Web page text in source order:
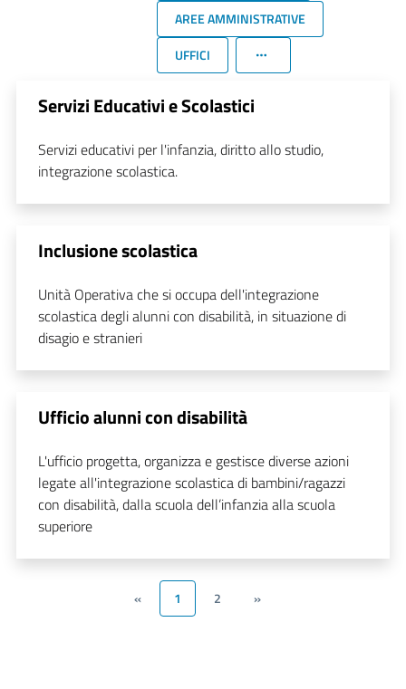
AREE AMMINISTRATIVE
UFFICI
Servizi Educativi e Scolastici
Servizi educativi per l'infanzia, diritto allo studio,
integrazione scolastica.
Inclusione scolastica
Unità Operativa che si occupa dell'integrazione
scolastica degli alunni con disabilità, in situazione di
disagio e stranieri
Ufficio alunni con disabilità
L'ufficio progetta, organizza e gestisce diverse azioni
legate all'integrazione scolastica di bambini/ragazzi
con disabilità, dalla scuola dell’infanzia alla scuola
superiore
« 1 2 »